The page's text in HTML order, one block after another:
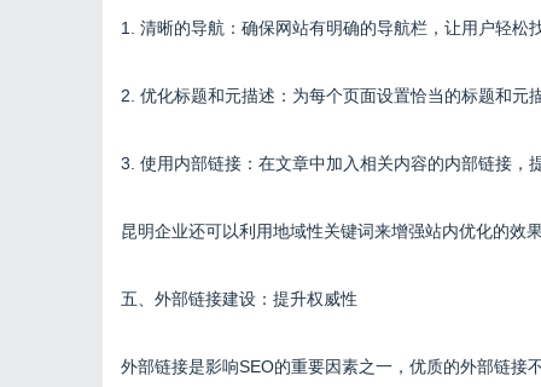
1. 清晰的导航：确保网站有明确的导航栏，让用户轻松
2. 优化标题和元描述：为每个页面设置恰当的标题和元
3. 使用内部链接：在文章中加入相关内容的内部链接，
昆明企业还可以利用地域性关键词来增强站内优化的效
五、外部链接建设：提升权威性
外部链接是影响SEO的重要因素之一，优质的外部链接